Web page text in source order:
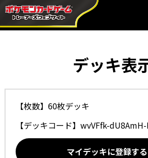
デッキ表
【枚数】60枚デッキ
【デッキコード】 wvVFfk-
マイデッキに登録する